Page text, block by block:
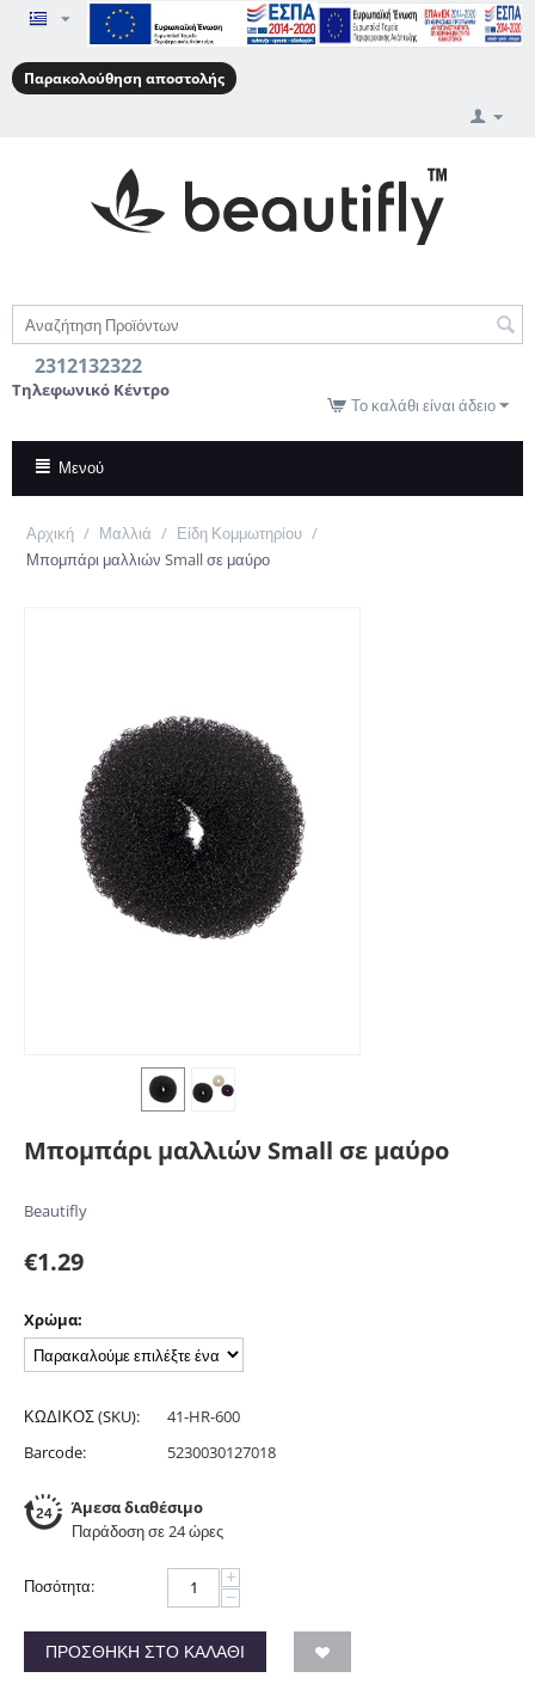
Παρακολούθηση αποστολής
2312132322
Τηλεφωνικό Κέντρο
Το καλάθι είναι άδειο
Μενού
Αρχική / Μαλλιά / Είδη Κομμωτηρίου /
Μπομπάρι μαλλιών Small σε μαύρο
Μπομπάρι μαλλιών Small σε μαύρο
Beautifly
€1.29
Χρώμα:
ΚΩΔΙΚΟΣ (SKU):
41-HR-600
Barcode:
5230030127018
Άμεσα διαθέσιμο
Παράδοση σε 24 ώρες
Ποσότητα: +
−
ΠΡΟΣΘΉΚΗ ΣΤΟ ΚΑΛΆΘΙ